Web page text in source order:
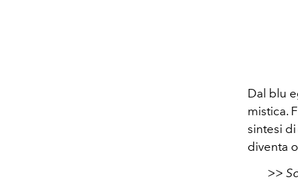
Dal blu
mistica.
sintesi
diventa
>>